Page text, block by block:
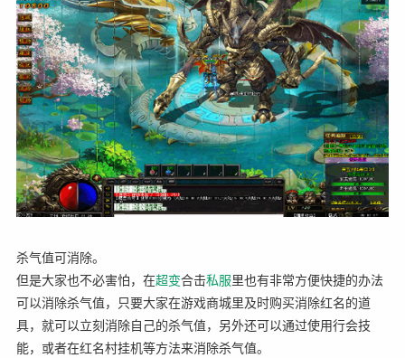
杀气值可消除。
但是大家也不必害怕，在超变合击私服里也有非常方便快捷的办法
可以消除杀气值，只要大家在游戏商城里及时购买消除红名的道
具，就可以立刻消除自己的杀气值，另外还可以通过使用行会技
能，或者在红名村挂机等方法来消除杀气值。